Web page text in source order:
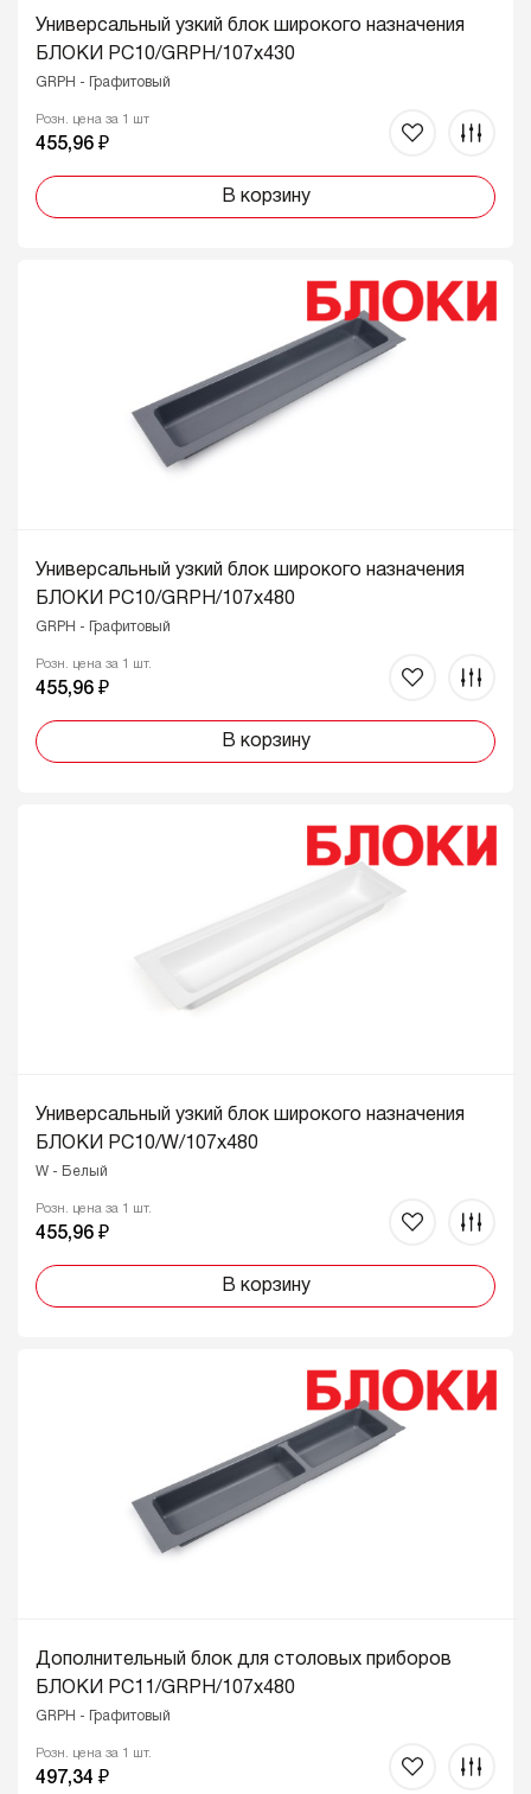
Универсальный узкий блок широкого назначения
БЛОКИ PC10/GRPH/107x430
GRPH - Графитовый
Розн. цена за 1 шт
455,96 ₽
В корзину
Универсальный узкий блок широкого назначения
БЛОКИ PC10/GRPH/107x480
GRPH - Графитовый
Розн. цена за 1 шт.
455,96 ₽
В корзину
Универсальный узкий блок широкого назначения
БЛОКИ PC10/W/107x480
W - Белый
Розн. цена за 1 шт.
455,96 ₽
В корзину
Дополнительный блок для столовых приборов
БЛОКИ PC11/GRPH/107x480
GRPH - Графитовый
Розн. цена за 1 шт.
497,34 ₽